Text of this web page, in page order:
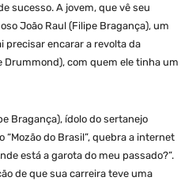
sucesso. A jovem, que vê seu
João Raul (Filipe Bragança), um
precisar encarar a revolta da
Drummond), com quem ele tinha um
Bragança), ídolo do sertanejo
do Brasil”, quebra a internet
está a garota do meu passado?”.
de que sua carreira teve uma